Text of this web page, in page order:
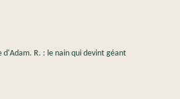
R. : le nain qui devint géant